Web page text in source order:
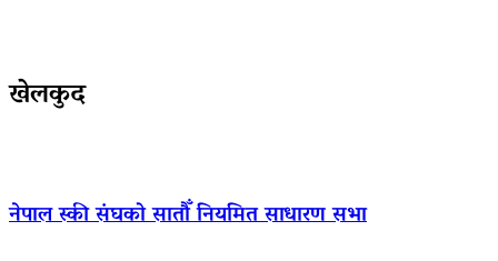
खेलकुद
नेपाल स्की संघको सातौँ नियमित साधारण सभा